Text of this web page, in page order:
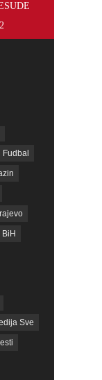
Fudbal
Sve